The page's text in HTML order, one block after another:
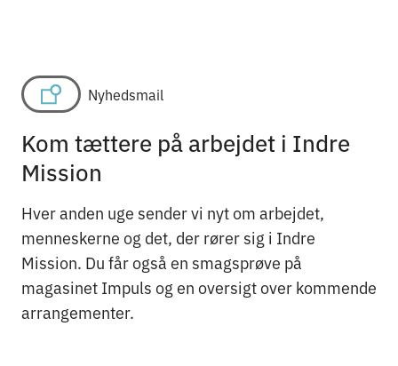
Nyhedsmail
Kom tættere på arbejdet i Indre
Mission
Hver anden uge sender vi nyt om arbejdet,
menneskerne og det, der rører sig i Indre
Mission. Du får også en smagsprøve på
magasinet Impuls og en oversigt over kommende
arrangementer.